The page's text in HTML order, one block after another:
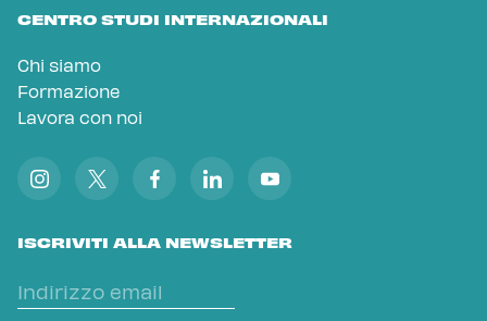
CENTRO STUDI INTERNAZIONALI
Chi siamo
Formazione
Lavora con noi
ISCRIVITI ALLA NEWSLETTER